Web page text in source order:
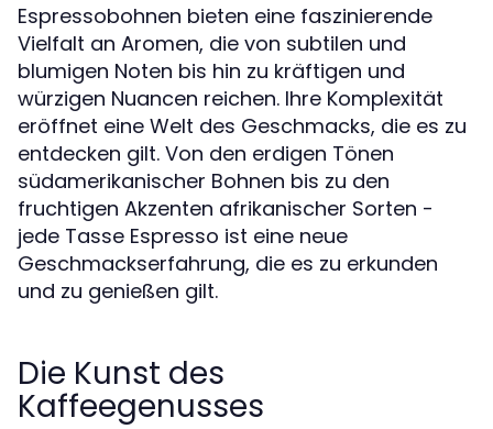
Espressobohnen bieten eine faszinierende
Vielfalt an Aromen, die von subtilen und
blumigen Noten bis hin zu kräftigen und
würzigen Nuancen reichen. Ihre Komplexität
eröffnet eine Welt des Geschmacks, die es zu
entdecken gilt. Von den erdigen Tönen
südamerikanischer Bohnen bis zu den
fruchtigen Akzenten afrikanischer Sorten -
jede Tasse Espresso ist eine neue
Geschmackserfahrung, die es zu erkunden
und zu genießen gilt.
Die Kunst des
Kaffeegenusses